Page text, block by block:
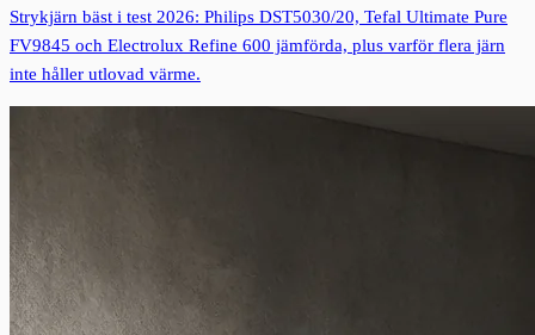
Strykjärn bäst i test 2026: Philips DST5030/20, Tefal Ultimate Pure
FV9845 och Electrolux Refine 600 jämförda, plus varför flera järn
inte håller utlovad värme.